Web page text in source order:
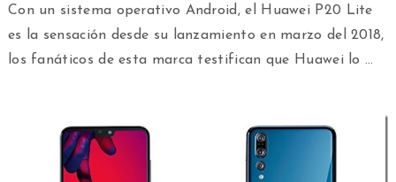
Con un sistema operativo Android, el Huawei P20 Lite
es la sensación desde su lanzamiento en marzo del 2018,
los fanáticos de esta marca testifican que Huawei lo …